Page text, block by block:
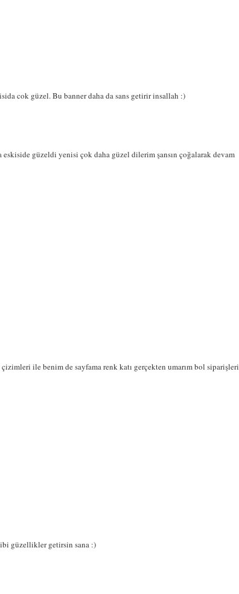
cok güzel. Bu banner daha da sans getirir insallah :)
güzeldi yenisi çok daha güzel dilerim şansın çoğalarak devam
ile benim de sayfama renk katı gerçekten umarım bol siparişleri
güzellikler getirsin sana :)